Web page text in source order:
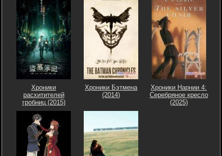
Хроники
расхитителей
гробниц (2015)
Хроники Бэтмена
(2014)
Хроники Нарнии 4:
Серебряное кресло
(2025)